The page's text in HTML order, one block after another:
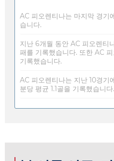
AC 피오렌티나는 마지막 경기
습니다.
지난 6개월 동안 AC 피오렌티
패를 기록했습니다. 또한 AC
기록했습니다.
AC 피오렌티나는 지난 10경기
분당 평균 1.1골을 기록했습니다.